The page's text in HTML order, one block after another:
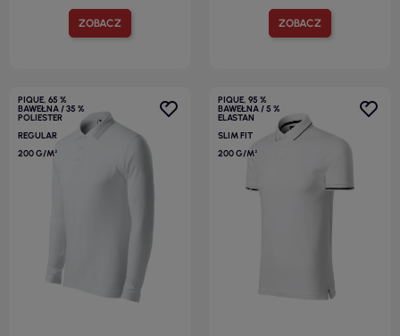
ZOBACZ ZOBACZ
PIQUE, 65 %
BAWEŁNA / 35 %
POLIESTER
REGULAR
200 G/M²
PIQUE, 95 %
BAWEŁNA / 5 %
ELASTAN
SLIM FIT
200 G/M²